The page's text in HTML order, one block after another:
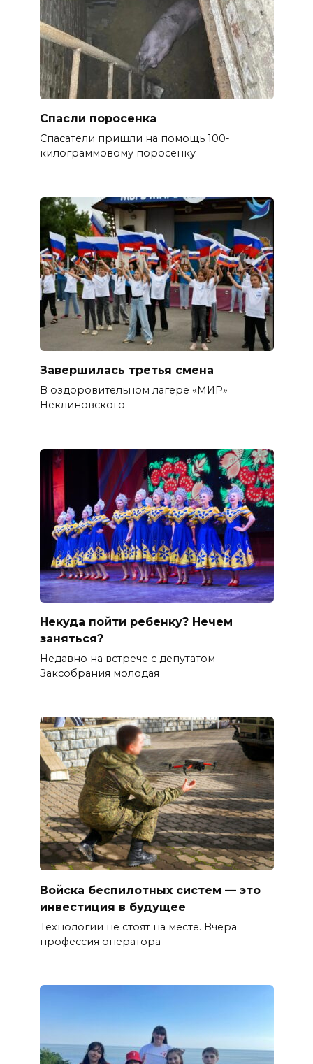
Спасли поросенка
Спасатели пришли на помощь 100-
килограммовому поросенку
Завершилась третья смена
В оздоровительном лагере «МИР»
Неклиновского
Некуда пойти ребенку? Нечем
заняться?
Недавно на встрече с депутатом
Заксобрания молодая
Войска беспилотных систем — это
инвестиция в будущее
Технологии не стоят на месте. Вчера
профессия оператора